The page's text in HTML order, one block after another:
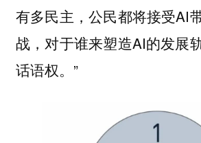
有多民主，公民都将接受AI
战，对于谁来塑造AI的发展
话语权。”